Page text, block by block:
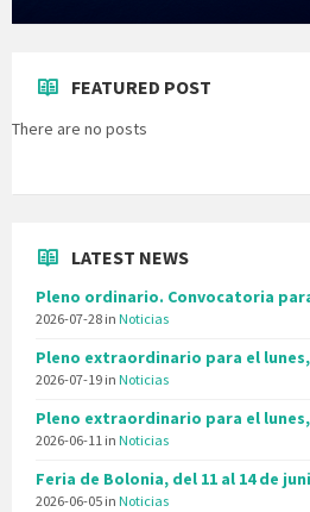
FEATURED POST
There are no posts
LATEST NEWS
Pleno ordinario. Convocatoria
2026-07-28 in Noticias
Pleno extraordinario para el
2026-07-19 in Noticias
Pleno extraordinario para el lunes,
2026-06-11 in Noticias
Feria de Bolonia, del 11 al 14 de
2026-06-05 in Noticias